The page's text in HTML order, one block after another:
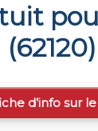
(62120)
d’info sur